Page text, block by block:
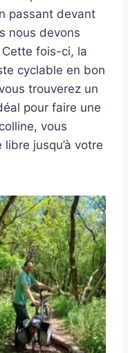
passant devant
nous devons
fois-ci, la
cyclable en bon
trouverez un
pour faire une
vous
jusqu’à votre